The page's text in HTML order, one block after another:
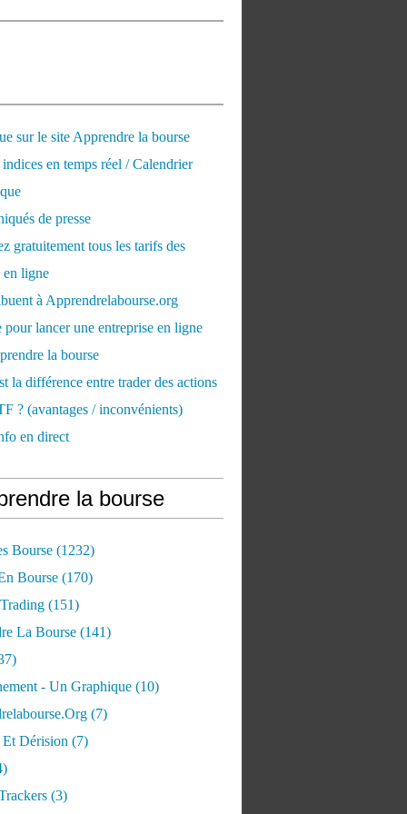
sur le site Apprendre la bourse
en temps réel / Calendrier
de presse
gratuitement tous les tarifs des
en ligne
à Apprendrelabourse.org
pour lancer une entreprise en ligne
la bourse
la différence entre trader des actions
? (avantages / inconvénients)
en direct
la bourse
Bourse (1232)
Bourse (170)
(151)
La Bourse (141)
- Un Graphique (10)
(7)
Dérision (7)
(3)